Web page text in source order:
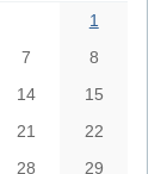
1
7
8
14
15
21
22
28
29